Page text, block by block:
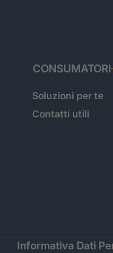
CONSUMATORI
Soluzioni per te
Contatti utili
Informativa Dati